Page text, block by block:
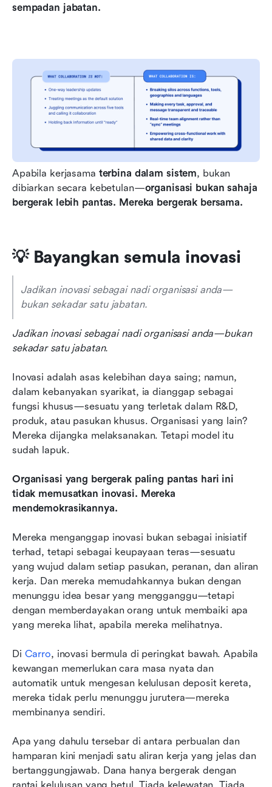
sempadan jabatan.
Apabila kerjasama terbina dalam sistem, bukan
dibiarkan secara kebetulan—organisasi bukan sahaja
bergerak lebih pantas. Mereka bergerak bersama.
💡 Bayangkan semula inovasi
Jadikan inovasi sebagai nadi organisasi anda—
bukan sekadar satu jabatan.
Jadikan inovasi sebagai nadi organisasi anda—bukan
sekadar satu jabatan.
Inovasi adalah asas kelebihan daya saing; namun,
dalam kebanyakan syarikat, ia dianggap sebagai
fungsi khusus—sesuatu yang terletak dalam R&D,
produk, atau pasukan khusus. Organisasi yang lain?
Mereka dijangka melaksanakan. Tetapi model itu
sudah lapuk.
Organisasi yang bergerak paling pantas hari ini
tidak memusatkan inovasi. Mereka
mendemokrasikannya.
Mereka menganggap inovasi bukan sebagai inisiatif
terhad, tetapi sebagai keupayaan teras—sesuatu
yang wujud dalam setiap pasukan, peranan, dan aliran
kerja. Dan mereka memudahkannya bukan dengan
menunggu idea besar yang mengganggu—tetapi
dengan memberdayakan orang untuk membaiki apa
yang mereka lihat, apabila mereka melihatnya.
Di Carro, inovasi bermula di peringkat bawah. Apabila
kewangan memerlukan cara masa nyata dan
automatik untuk mengesan kelulusan deposit kereta,
mereka tidak perlu menunggu jurutera—mereka
membinanya sendiri.
Apa yang dahulu tersebar di antara perbualan dan
hamparan kini menjadi satu aliran kerja yang jelas dan
bertanggungjawab. Dana hanya bergerak dengan